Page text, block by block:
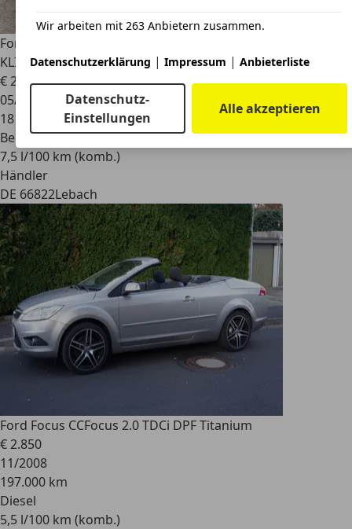
Ford Focus CC
KLIMA ALU
€ 2.750
05/2008
181.000 km
Benzin
7,5 l/100 km (komb.)
Händler
DE 66822Lebach
Ford Focus CCFocus 2.0 TDCi DPF Titanium
€ 2.850
11/2008
197.000 km
Diesel
5,5 l/100 km (komb.)
Wir arbeiten mit 263 Anbietern zusammen.
Datenschutzerklärung | Impressum | Anbieterliste
Datenschutz-
Einstellungen
Alle akzeptieren